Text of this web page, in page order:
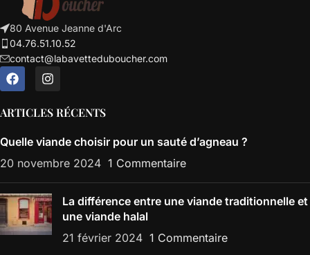
80 Avenue Jeanne d'Arc
04.76.51.10.52
contact@labavetteduboucher.com
ARTICLES RÉCENTS
Quelle viande choisir pour un sauté d’agneau ?
20 novembre 2024 1 Commentaire
La différence entre une viande traditionnelle et
une viande halal
21 février 2024 1 Commentaire